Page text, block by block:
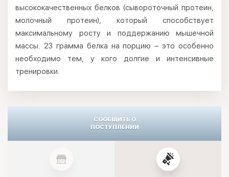
высококачественных белков (сывороточный протеин,
молочный протеин), который способствует
максимальному росту и поддержанию мышечной
массы. 23 грамма белка на порцию – это особенно
необходимо тем, у кого долгие и интенсивные
тренировки.
СООБЩИТЬ О
ПОСТУПЛЕНИИ